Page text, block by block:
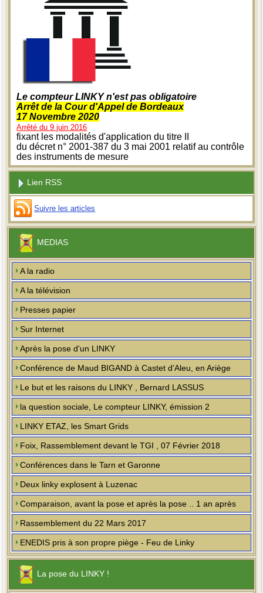
Le compteur LINKY n'est pas obligatoire
Arrêt de la Cour d'Appel de Bordeaux
17 Novembre 2020
Arrêté du 9 juin 2016
fixant les modalités d'application du titre II
du décret n° 2001-387 du 3 mai 2001 relatif au contrôle
des instruments de mesure
Lien RSS
Suivre les articles
MEDIAS
A la radio
A la télévision
Presses papier
Sur Internet
Après la pose d'un LINKY
Conférence de Maud BIGAND à Castet d'Aleu, en Ariège
Le but et les raisons du LINKY , Bernard LASSUS
la question sociale, Le compteur LINKY, émission 2
LINKY ETAZ, les Smart Grids
Foix, Rassemblement devant le TGI , 07 Février 2018
Conférences dans le Tarn et Garonne
Deux linky explosent à Luzenac
Comparaison, avant la pose et après la pose .. 1 an après
Rassemblement du 22 Mars 2017
ENEDIS pris à son propre piège - Feu de Linky
La pose du LINKY !